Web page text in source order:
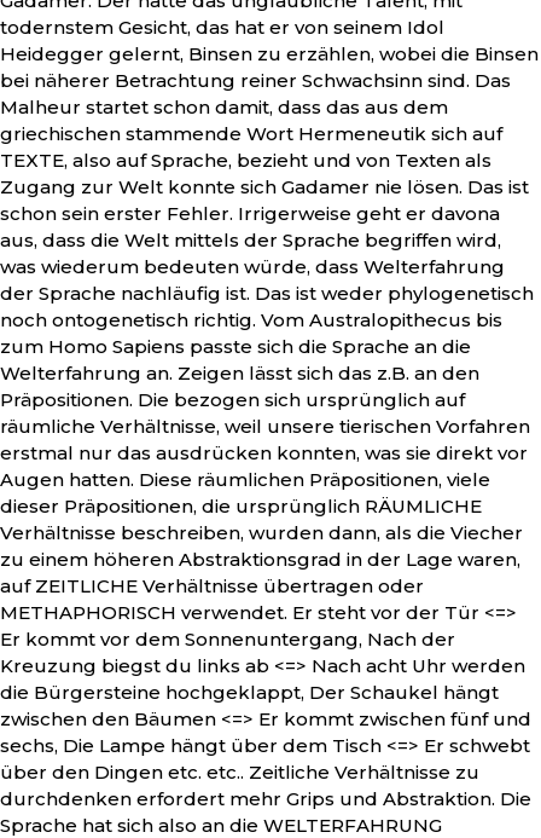
todernstem Gesicht, das hat er von seinem Idol
Heidegger gelernt, Binsen zu erzählen, wobei die Binsen
bei näherer Betrachtung reiner Schwachsinn sind. Das
Malheur startet schon damit, dass das aus dem
griechischen stammende Wort Hermeneutik sich auf
TEXTE, also auf Sprache, bezieht und von Texten als
Zugang zur Welt konnte sich Gadamer nie lösen. Das ist
schon sein erster Fehler. Irrigerweise geht er davona
aus, dass die Welt mittels der Sprache begriffen wird,
was wiederum bedeuten würde, dass Welterfahrung
der Sprache nachläufig ist. Das ist weder phylogenetisch
noch ontogenetisch richtig. Vom Australopithecus bis
zum Homo Sapiens passte sich die Sprache an die
Welterfahrung an. Zeigen lässt sich das z.B. an den
Präpositionen. Die bezogen sich ursprünglich auf
räumliche Verhältnisse, weil unsere tierischen Vorfahren
erstmal nur das ausdrücken konnten, was sie direkt vor
Augen hatten. Diese räumlichen Präpositionen, viele
dieser Präpositionen, die ursprünglich RÄUMLICHE
Verhältnisse beschreiben, wurden dann, als die Viecher
zu einem höheren Abstraktionsgrad in der Lage waren,
auf ZEITLICHE Verhältnisse übertragen oder
METHAPHORISCH verwendet. Er steht vor der Tür <=>
Er kommt vor dem Sonnenuntergang, Nach der
Kreuzung biegst du links ab <=> Nach acht Uhr werden
die Bürgersteine hochgeklappt, Der Schaukel hängt
zwischen den Bäumen <=> Er kommt zwischen fünf und
sechs, Die Lampe hängt über dem Tisch <=> Er schwebt
über den Dingen etc. etc.. Zeitliche Verhältnisse zu
durchdenken erfordert mehr Grips und Abstraktion. Die
Sprache hat sich also an die WELTERFAHRUNG